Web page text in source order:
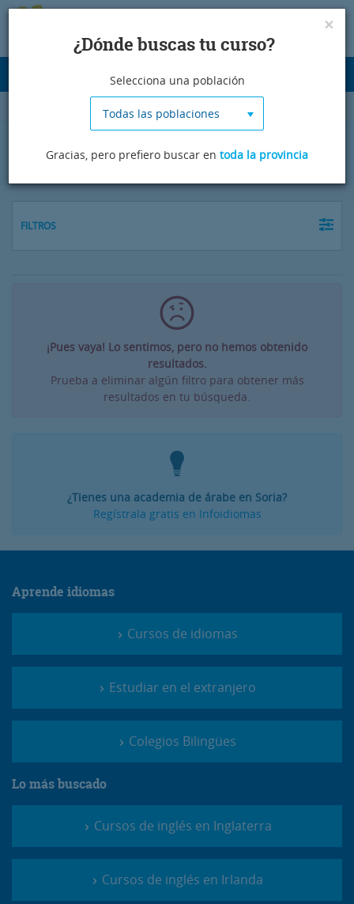
Cursos de árabe en Soria
FILTROS
¡Pues vaya! Lo sentimos, pero no hemos obtenido
resultados.
Prueba a eliminar algún filtro para obtener más
resultados en tu búsqueda.
¿Tienes una academia de árabe en Soria?
Regístrala gratis en Infoidiomas
×
¿Dónde buscas tu curso?
Selecciona una población
Todas las poblaciones
Gracias, pero prefiero buscar en toda la provincia
Aprende idiomas
Cursos de idiomas
Estudiar en el extranjero
Colegios Bilingües
Lo más buscado
Cursos de inglés en Inglaterra
Cursos de inglés en Irlanda